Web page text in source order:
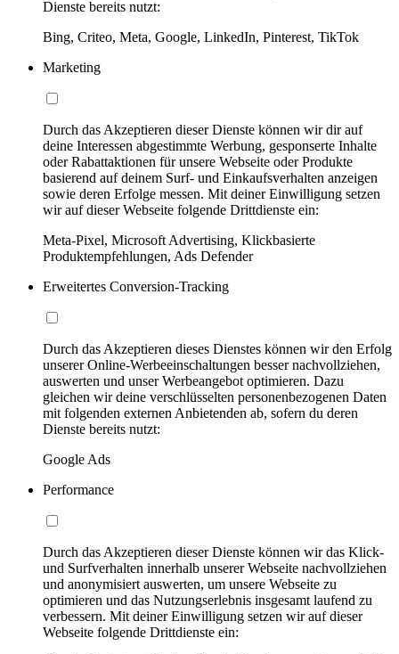
Dienste bereits nutzt:
Bing, Criteo, Meta, Google, LinkedIn, Pinterest, TikTok
Marketing
Durch das Akzeptieren dieser Dienste können wir dir auf
deine Interessen abgestimmte Werbung, gesponserte Inhalte
oder Rabattaktionen für unsere Webseite oder Produkte
basierend auf deinem Surf- und Einkaufsverhalten anzeigen
sowie deren Erfolge messen. Mit deiner Einwilligung setzen
wir auf dieser Webseite folgende Drittdienste ein:
Meta-Pixel, Microsoft Advertising, Klickbasierte
Produktempfehlungen, Ads Defender
Erweitertes Conversion-Tracking
Durch das Akzeptieren dieses Dienstes können wir den Erfolg
unserer Online-Werbeeinschaltungen besser nachvollziehen,
auswerten und unser Werbeangebot optimieren. Dazu
gleichen wir deine verschlüsselten personenbezogenen Daten
mit folgenden externen Anbietenden ab, sofern du deren
Dienste bereits nutzt:
Google Ads
Performance
Durch das Akzeptieren dieser Dienste können wir das Klick-
und Surfverhalten innerhalb unserer Webseite nachvollziehen
und anonymisiert auswerten, um unsere Webseite zu
optimieren und das Nutzungserlebnis insgesamt laufend zu
verbessern. Mit deiner Einwilligung setzen wir auf dieser
Webseite folgende Drittdienste ein: